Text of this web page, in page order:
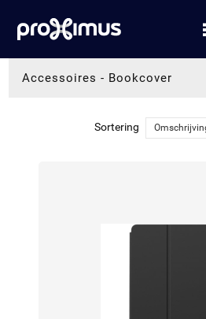
Accessoires - Bookcover
Sortering